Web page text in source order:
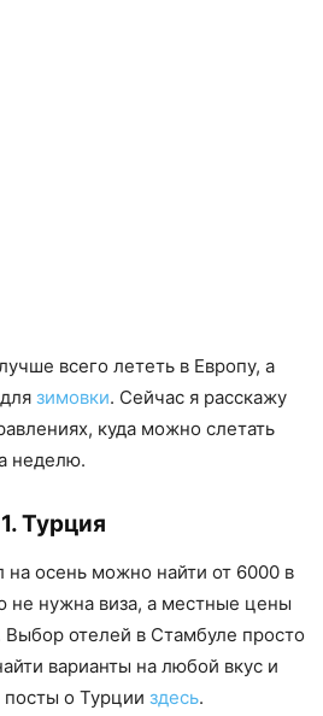
всего лететь в Европу, а
зимовки. Сейчас я расскажу
куда можно слетать
неделю.
1.Турция
на осень можно найти от 6000 в
не нужна виза, а местные цены
Выбор отелей в Стамбуле просто
варианты на любой вкус и
о Турции здесь.